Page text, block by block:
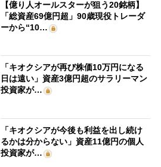
【億り人オールスターが狙う20銘柄】
「総資産69億円超」90歳現役トレーダ
ーから“10…
「キオクシアが再び株価10万円になる
日は遠い」資産3億円超のサラリーマン
投資家が…
「キオクシアが今後も利益を出し続け
るかは分からない」資産11億円の個人
投資家が…